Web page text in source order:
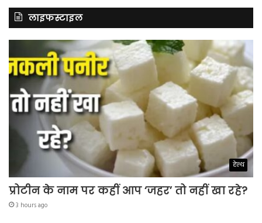
लाइफस्टाइल
हेल्थ
प्रोटीन के नाम पर कहीं आप ‘जहर’ तो नहीं खा रहे?
3 hours ago